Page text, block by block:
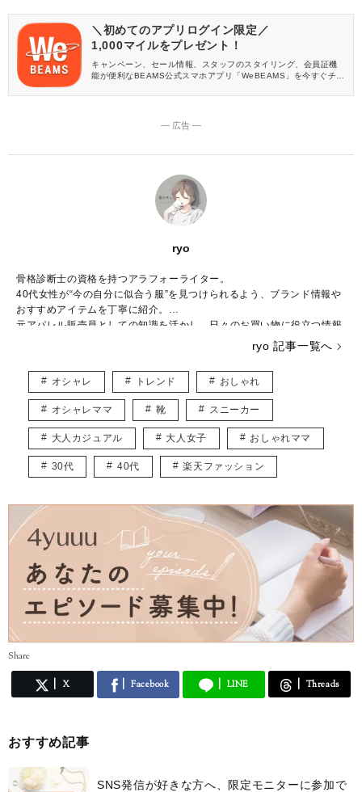
＼初めてのアプリログイン限定／
1,000マイルをプレゼント！
キャンペーン、セール情報、スタッフのスタイリング、会員証機
能が便利なBEAMS公式スマホアプリ「WeBEAMS」を今すぐチェ
― 広告 ―
ryo
骨格診断士の資格を持つアラフォーライター。
40代女性が“今の自分に似合う服”を見つけられるよう、ブランド情報や
おすすめアイテムを丁寧に紹介。
元アパレル販売員としての知識を活かし、日々のお買い物に役立つ情報
ryo 記事一覧へ
オシャレ トレンド おしゃれ
オシャレママ 靴 スニーカー
大人カジュアル 大人女子 おしゃれママ
30代 40代 楽天ファッション
Share
X Facebook LINE Threads
おすすめ記事
SNS発信が好きな方へ、限定モニターに参加で